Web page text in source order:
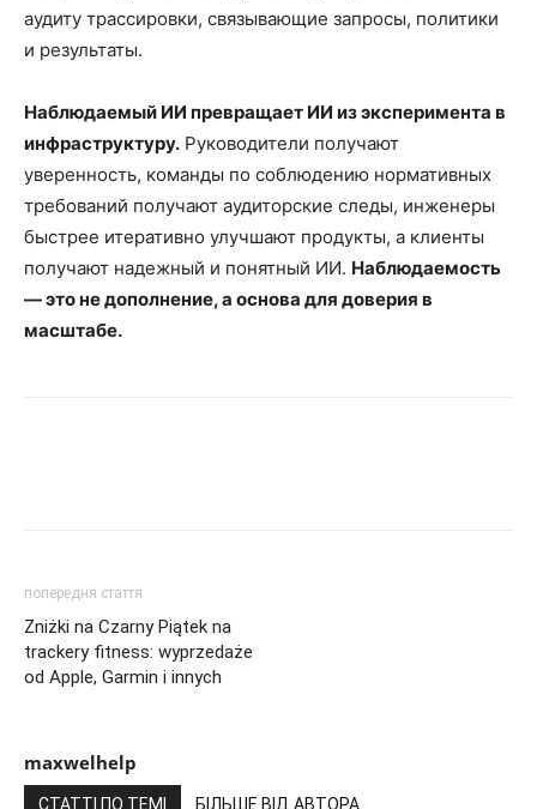
аудиту трассировки, связывающие запросы, политики
и результаты.
Наблюдаемый ИИ превращает ИИ из эксперимента в
инфраструктуру. Руководители получают
уверенность, команды по соблюдению нормативных
требований получают аудиторские следы, инженеры
быстрее итеративно улучшают продукты, а клиенты
получают надежный и понятный ИИ. Наблюдаемость
— это не дополнение, а основа для доверия в
масштабе.
попередня стаття
Zniżki na Czarny Piątek na
trackery fitness: wyprzedaże
od Apple, Garmin i innych
maxwelhelp
СТАТТІ ПО ТЕМІ БІЛЬШЕ ВІД АВТОРА